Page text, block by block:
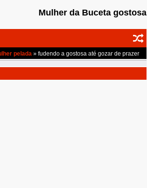
Mulher da Buceta gostosa
pelada » fudendo a gostosa até gozar de prazer